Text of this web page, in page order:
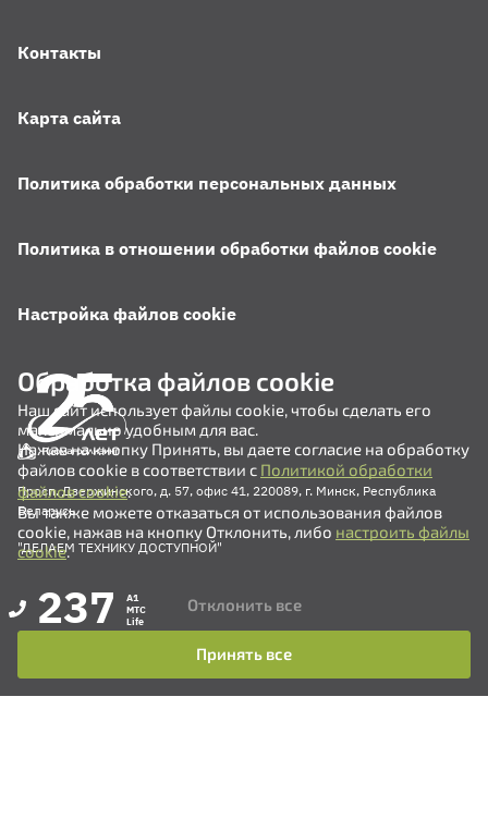
Просп. Дзержинского, д. 57, офис 41, 220089, г. Минск, Республика
Беларусь
"ДЕЛАЕМ ТЕХНИКУ ДОСТУПНОЙ"
237
A1
MTC
Life
+375 (17) 311-35-80
Контакты
Карта сайта
Политика обработки персональных данных
Политика в отношении обработки файлов cookie
Настройка файлов cookie
Обработка файлов cookie
Наш сайт использует файлы cookie, чтобы сделать его
максимально удобным для вас.
Нажав на кнопку Принять, вы даете согласие на обработку
файлов cookie в соответствии с Политикой обработки
файлов cookie.
Вы также можете отказаться от использования файлов
cookie, нажав на кнопку Отклонить, либо настроить файлы
cookie.
Принять все
Отклонить все